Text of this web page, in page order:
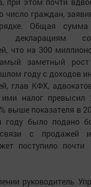
граждан,
Общая
декларациям
что на 300
заметный рост
году с доходов
глав КФХ,
налог превысил
выше показателя в
году было подано
с продажей
поступило почти
руководитель